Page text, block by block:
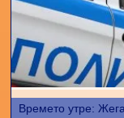
Времето утре: